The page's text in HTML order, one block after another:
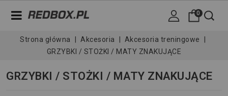
0
Strona główna Akcesoria
Akcesoria treningowe
GRZYBKI / STOŻKI / MATY ZNAKUJĄCE
GRZYBKI / STOŻKI / MATY ZNAKUJĄCE